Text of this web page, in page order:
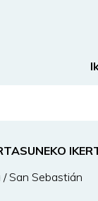
San Sebastián